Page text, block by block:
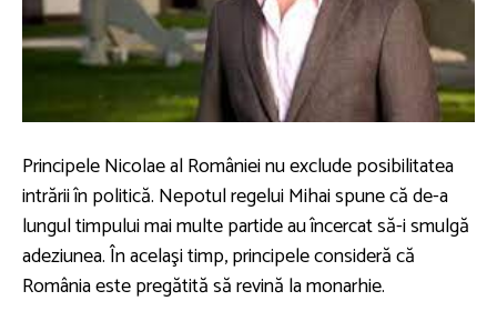
Principele Nicolae al României nu exclude posibilitatea
intrării în politică. Nepotul regelui Mihai spune că de-a
lungul timpului mai multe partide au încercat să-i smulgă
adeziunea. În acelaşi timp, principele consideră că
România este pregătită să revină la monarhie.